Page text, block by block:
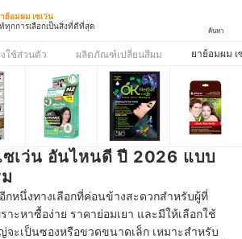
ย้อมผม เซเว่น
ทุกการเลือกเป็นสิ่งที่ดีที่สุด
ค้นหา
ใช้ส่วนตัว ผลิตภัณฑ์เปลี่ยนสีผม ยาย้อมผม เ
ซเว่น อันไหนดี ปี 2026 แบบ
กหนึ่งทางเลือกที่ค่อนข้างสะดวกสำหรับผู้ที่
าะหาซื้อง่าย ราคาย่อมเยา และมีให้เลือกใช้
จะเป็นซองหรือขวดขนาดเล็ก เหมาะสำหรับ